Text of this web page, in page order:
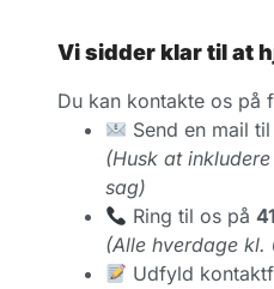
Vi sidder klar til at
Du kan kontakte os på
Send en mail til
(Husk at
sag)
Ring til os på
(Alle hverdage kl.
Udfyld